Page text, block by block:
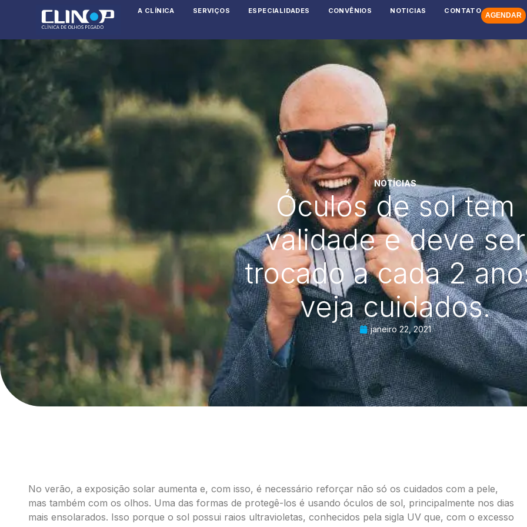
A CLÍNICA SERVIÇOS ESPECIALIDADES CONVÊNIOS NOTICIAS CONTATO
AGENDAR
NOTÍCIAS
Óculos de sol tem
validade e deve ser
trocado a cada 2
veja cuidados.
janeiro 22, 2021
No verão, a exposição solar aumenta e, com isso, é necessário reforçar não só os cuidados com a pele,
mas também com os olhos. Uma das formas de protegê-los é usando óculos de sol, principalmente nos dias
mais ensolarados. Isso porque o sol possui raios ultravioletas, conhecidos pela sigla UV que, com o excesso